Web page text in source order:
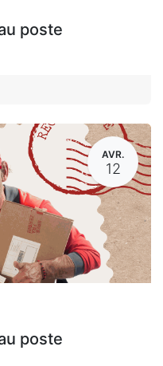
poste
AVR.
12
poste